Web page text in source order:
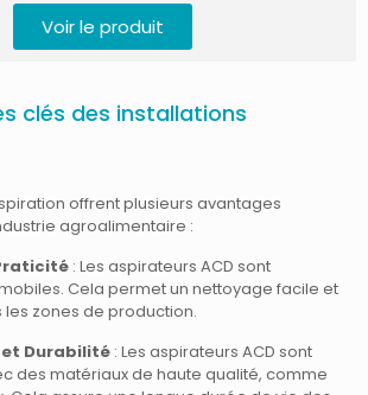
Voir le produit
clés des installations
offrent plusieurs avantages
agroalimentaire :
: Les aspirateurs ACD sont
Cela permet un nettoyage facile et
zones de production.
Durabilité : Les aspirateurs ACD sont
des matériaux de haute qualité, comme